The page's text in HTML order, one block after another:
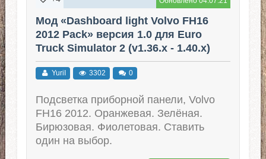
Мод «Dashboard light Volvo FH16
2012 Pack» версия 1.0 для Euro
Truck Simulator 2 (v1.36.x - 1.40.x)
YuriI 3302 0
Подсветка приборной панели, Volvo
FH16 2012. Оранжевая. Зелёная.
Бирюзовая. Фиолетовая. Ставить
один на выбор.